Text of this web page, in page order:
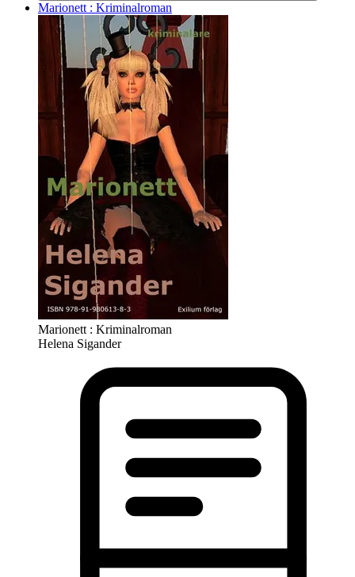
Marionett : Kriminalroman
Marionett : Kriminalroman
Helena Sigander